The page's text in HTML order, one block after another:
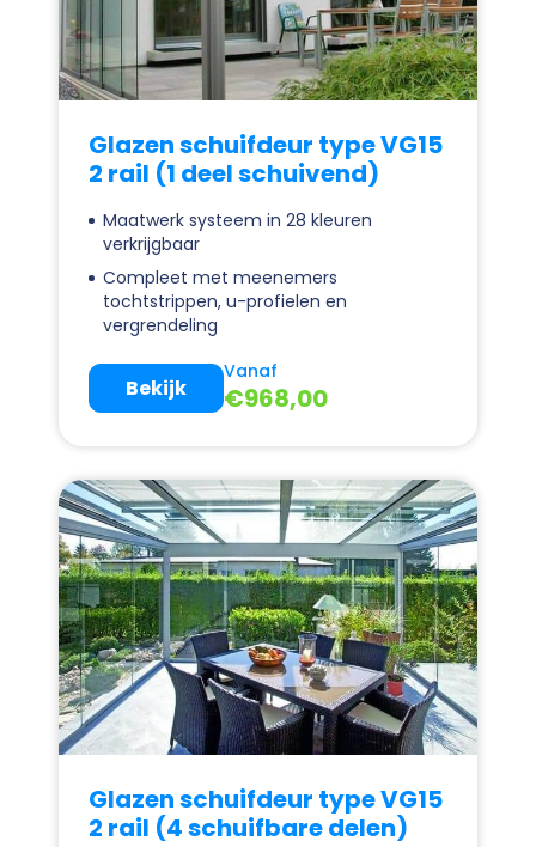
Glazen schuifdeur type VG15
2 rail (1 deel schuivend)
Maatwerk systeem in 28 kleuren
verkrijgbaar
Compleet met meenemers
tochtstrippen, u-profielen en
vergrendeling
Vanaf
€968,00
Bekijk
Glazen schuifdeur type VG15
2 rail (4 schuifbare delen)